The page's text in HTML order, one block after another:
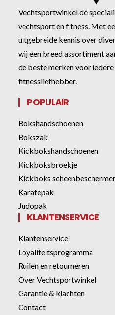
Vechtsportwinkel dé
vechtsport en fitness. Met
uitgebreide kennis over
wij een breed assortiment
de beste merken voor
fitnessliefhebber.
POPULAIR
Bokshandschoenen
Bokszak
Kickbokshandschoenen
Kickboksbroekje
Kickboks
Karatepak
Judopak
KLANTENSERVICE
Klantenservice
Loyaliteitsprogramma
Ruilen en retourneren
Over Vechtsportwinkel
Garantie & klachten
Contact